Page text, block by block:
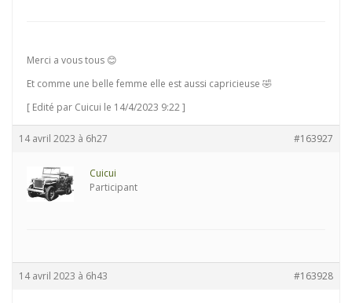
Merci a vous tous 😊
Et comme une belle femme elle est aussi capricieuse 🤣
[ Edité par Cuicui le 14/4/2023 9:22 ]
14 avril 2023 à 6h27 #163927
Cuicui
Participant
14 avril 2023 à 6h43 #163928